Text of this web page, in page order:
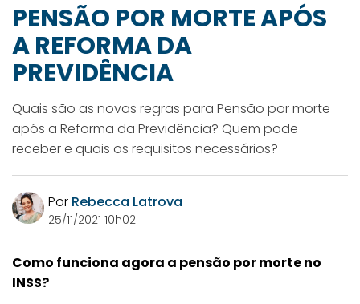
PENSÃO POR MORTE APÓS
A REFORMA DA
PREVIDÊNCIA
Quais são as novas regras para Pensão por morte
após a Reforma da Previdência? Quem pode
receber e quais os requisitos necessários?
Por Rebecca Latrova
25/11/2021 10h02
Como funciona agora a pensão por morte no
INSS?